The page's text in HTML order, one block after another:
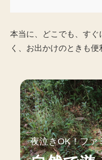
本当に、どこでも、す
く、お出かけのときも
夜泣きOK！ファ